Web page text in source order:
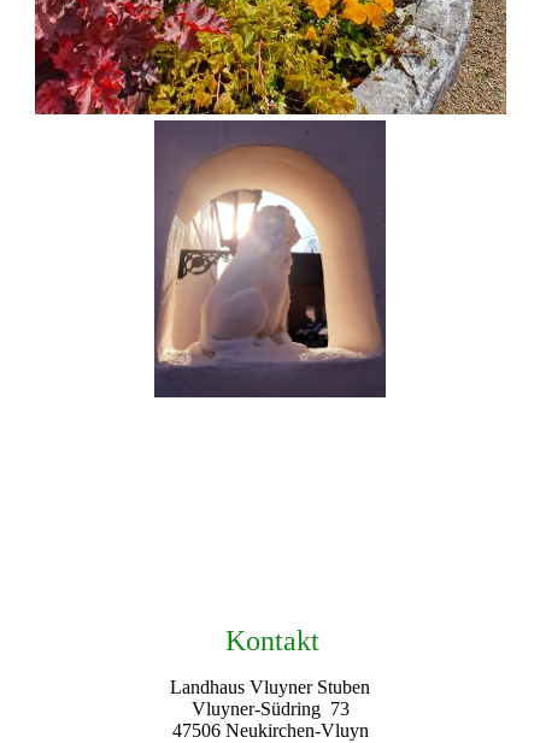
Kontakt
Landhaus Vluyner Stuben
Vluyner-Südring 73
47506 Neukirchen-Vluyn